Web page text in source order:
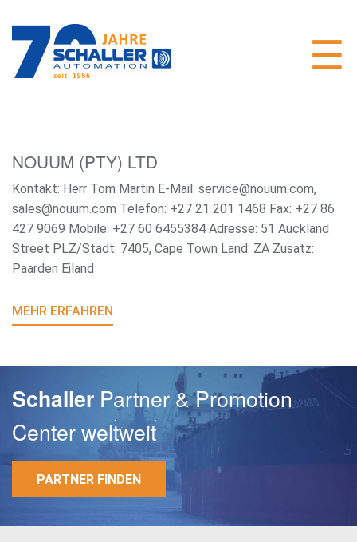
NOUUM (PTY) LTD
Kontakt: Herr Tom Martin E-Mail: service@nouum.com,
sales@nouum.com Telefon: +27 21 201 1468 Fax: +27 86
427 9069 Mobile: +27 60 6455384 Adresse: 51 Auckland
Street PLZ/Stadt: 7405, Cape Town Land: ZA Zusatz:
Paarden Eiland
MEHR ERFAHREN
Schaller Partner & Promotion
Center weltweit
PARTNER FINDEN